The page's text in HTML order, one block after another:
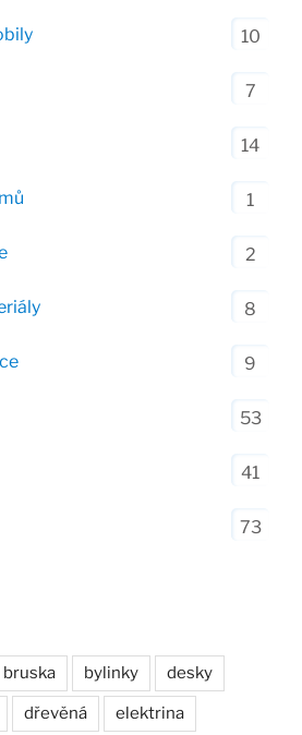
10
7
14
1
2
8
9
53
41
73
bruska bylinky desky
dřevěná elektrina